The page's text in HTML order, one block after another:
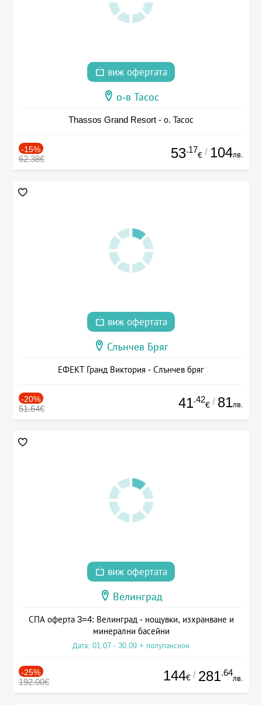
виж офертата
о-в Тасос
Thassos Grand Resort - о. Тасос
-15%
62.38€ 53.17
€ / 104лв.
виж офертата
Слънчев Бряг
ЕФЕКТ Гранд Виктория - Слънчев бряг
-20%
51.64€ 41.42
€ / 81лв.
виж офертата
Велинград
СПА оферта 3=4: Велинград - нощувки, изхранване и
минерални басейни
Дата: 01.07 - 30.09 + полупансион
-25%
192.00€ 144€ / 281.64
лв.